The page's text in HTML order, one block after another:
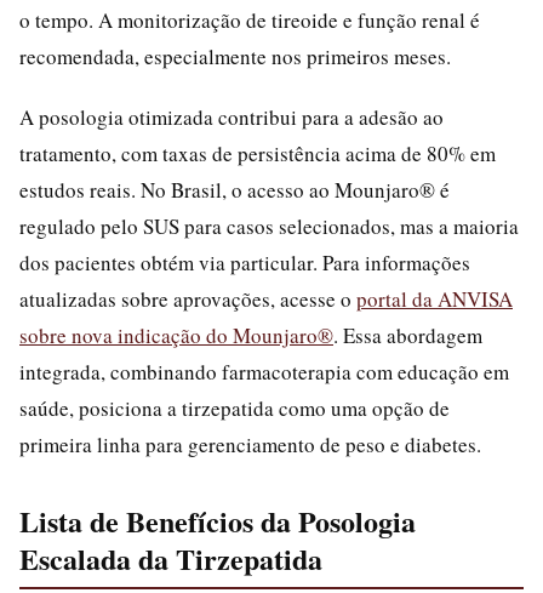
o tempo. A monitorização de tireoide e função renal é
recomendada, especialmente nos primeiros meses.
A posologia otimizada contribui para a adesão ao
tratamento, com taxas de persistência acima de 80% em
estudos reais. No Brasil, o acesso ao Mounjaro® é
regulado pelo SUS para casos selecionados, mas a maioria
dos pacientes obtém via particular. Para informações
atualizadas sobre aprovações, acesse o portal da ANVISA
sobre nova indicação do Mounjaro®. Essa abordagem
integrada, combinando farmacoterapia com educação em
saúde, posiciona a tirzepatida como uma opção de
primeira linha para gerenciamento de peso e diabetes.
Lista de Benefícios da Posologia
Escalada da Tirzepatida